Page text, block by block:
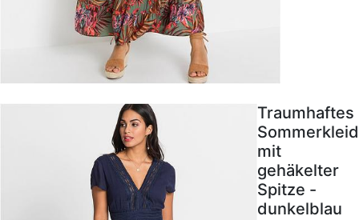
Traumhaftes
Sommerkleid
mit
gehäkelter
Spitze -
dunkelblau